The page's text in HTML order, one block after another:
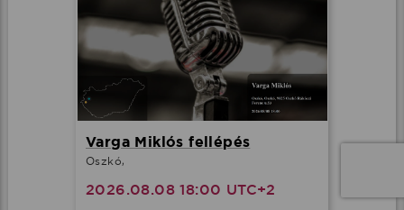
Varga Miklós fellépés
Oszkó,
2026.08.08 18:00 UTC+2